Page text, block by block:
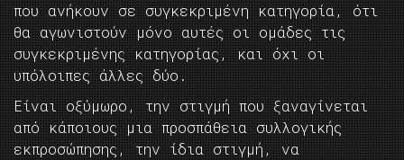
που ανήκουν σε συγκεκριμένη κατηγορία, ότι
θα αγωνιστούν μόνο αυτές οι ομάδες τις
συγκεκριμένης κατηγορίας, και όχι οι
υπόλοιπες άλλες δύο.
Είναι οξύμωρο, την στιγμή που ξαναγίνεται
από κάποιους μια προσπάθεια συλλογικής
εκπροσώπησης, την ίδια στιγμή, να